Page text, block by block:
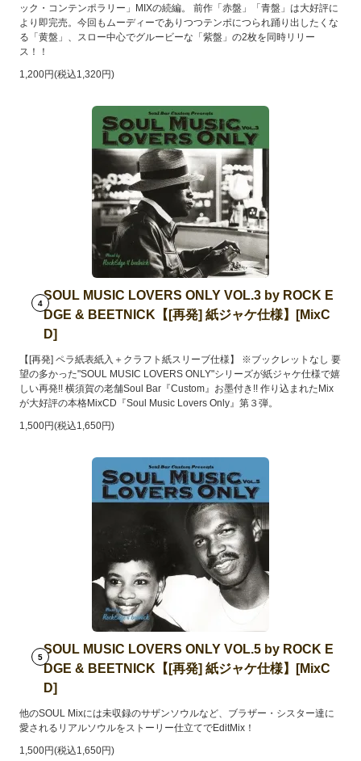
ック・コンテンポラリー」MIXの続編。 前作「赤盤」「青盤」は大好評に
より即完売。今回もムーディーでありつつテンポにつられ踊り出したくな
る「黄盤」、スロー中心でグルービーな「紫盤」の2枚を同時リリー
ス！！
1,200円(税込1,320円)
4
SOUL MUSIC LOVERS ONLY VOL.3 by ROCK E
DGE & BEETNICK【[再発] 紙ジャケ仕様】[MixC
D]
【[再発] ペラ紙表紙入＋クラフト紙スリーブ仕様】 ※ブックレットなし 要
望の多かった"SOUL MUSIC LOVERS ONLY"シリーズが紙ジャケ仕様で嬉
しい再発!! 横須賀の老舗Soul Bar『Custom』お墨付き!! 作り込まれたMix
が大好評の本格MixCD『Soul Music Lovers Only』第３弾。
1,500円(税込1,650円)
5
SOUL MUSIC LOVERS ONLY VOL.5 by ROCK E
DGE & BEETNICK【[再発] 紙ジャケ仕様】[MixC
D]
他のSOUL Mixには未収録のサザンソウルなど、ブラザー・シスター達に
愛されるリアルソウルをストーリー仕立てでEditMix！
1,500円(税込1,650円)